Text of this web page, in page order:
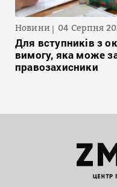
Новини 04 Серпня
Для вступників з
вимогу, яка може
правозахисники